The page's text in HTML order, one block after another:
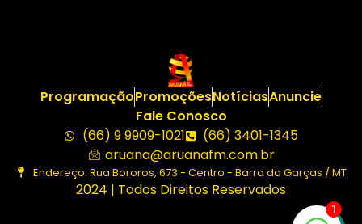
ProgramaçãoPromoçõesNotíciasAnuncie
Fale Conosco
(66) 9 9909-1021
(66) 3401-1345
aruana@aruanafm.com.br
Endereço: Rua Bororos, 673 - Centro - Barra do Garças / MT
2024 | Todos Direitos Reservados
1